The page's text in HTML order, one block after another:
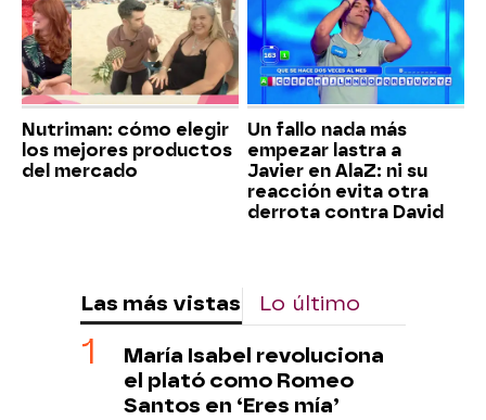
Nutriman: cómo elegir
los mejores productos
del mercado
Un fallo nada más
empezar lastra a
Javier en AlaZ: ni su
reacción evita otra
derrota contra David
Las más vistas Lo último
María Isabel revoluciona
el plató como Romeo
Santos en ‘Eres mía’